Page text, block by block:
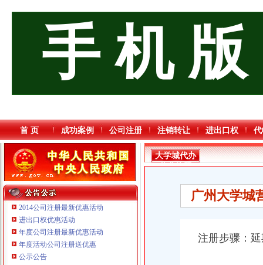
手 机 版
首 页 成功案例 公司注册 注销转让 进出口权
2014公司注册最新优惠活动
进出口权优惠活动
年度公司注册最新优惠活动
年度活动公司注册送优惠
公示公告
重庆海谛升进出口贸易有限公司 渝北100万 （进出口权）
大学城代办
营业执照
广州大学城
注册步骤：